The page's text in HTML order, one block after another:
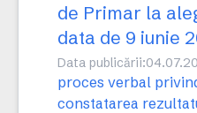
de Primar la
data de 9 iunie
Data publicării:
proces verbal
constatarea